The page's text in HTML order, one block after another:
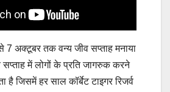
अक्टूबर तक वन्य जीव सप्ताह मनाया
सप्ताह में लोगों के प्रति जागरुक करने
है जिसमें हर साल कॉर्बेट टाइगर रिजर्व